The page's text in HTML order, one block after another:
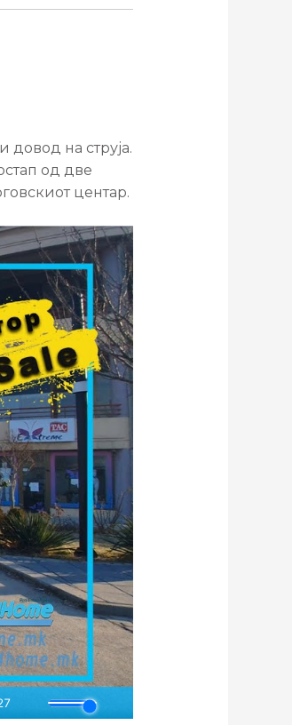
на струја.
од две
центар.